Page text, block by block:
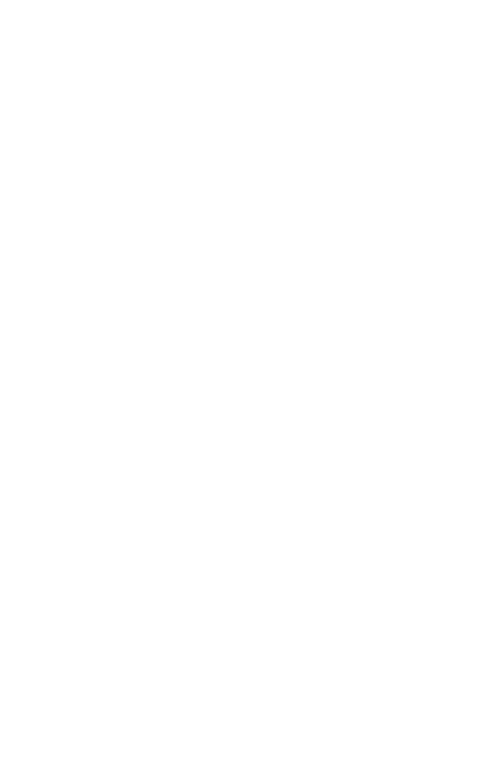
供させていただ
了承ください。
き作成されるも
をご了承くださ
ようお願いしま
社の共同利用者
とをご了承くだ
です。
ありません。
です。
1000ppm以下、
下、フタル酸ジブチ
はありません。
) : 1000ppm、
ない年数を意
可)を取得する
要な手段を講じ
、取り引きをい
ムロン制御